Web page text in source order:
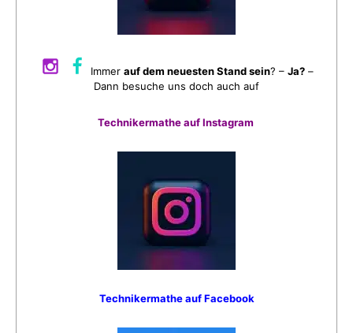
Immer auf dem neuesten Stand sein? – Ja?–
Dann besuche uns doch auch auf
Technikermathe auf Instagram
Technikermathe auf Facebook